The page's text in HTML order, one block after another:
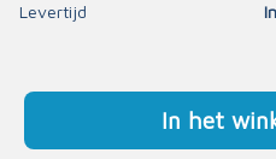
Levertijd
In het